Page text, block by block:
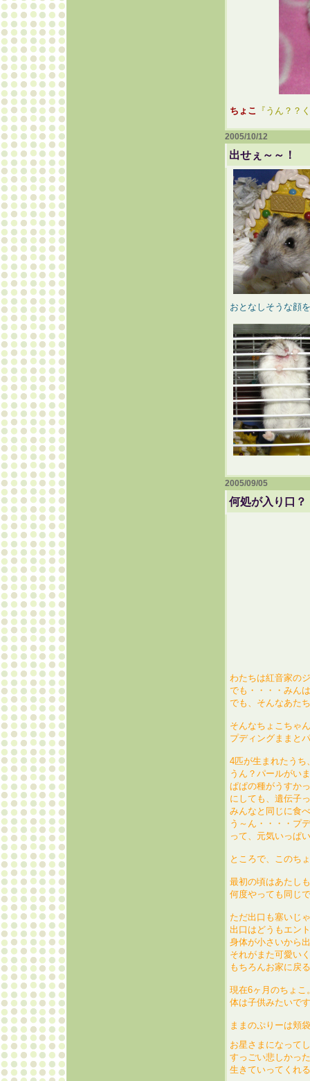
ちょこ 『うん？？
2005/10/12
出せぇ～～！
おとなしそうな顔
2005/09/05
何処が入り口？
わたちは紅音家の
でも・・・・みん
でも、そんなあた
そんなちょこちゃ
プディングままと
4匹が生まれたうち
うん？パールがい
ぱぱの種がうすか
にしても、遺伝子
みんなと同じに食
う～ん・・・・プ
って、元気いっぱ
ところで、このち
最初の頃はあたし
何度やっても同じ
ただ出口も塞いじ
出口はどうもエン
身体が小さいから
それがまた可愛い
もちろんお家に戻
現在6ヶ月のちょこ
体は子供みたいで
ままのぷりーは頬
お星さまになって
すっごい悲しかっ
生きていってくれ